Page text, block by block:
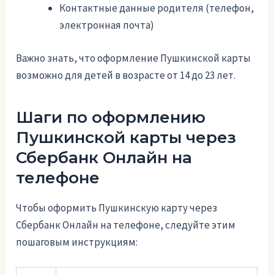
Контактные данные родителя (телефон,
электронная почта)
Важно знать, что оформление Пушкинской карты
возможно для детей в возрасте от 14 до 23 лет.
Шаги по оформлению
Пушкинской карты через
Сбербанк Онлайн на
телефоне
Чтобы оформить Пушкинскую карту через
Сбербанк Онлайн на телефоне, следуйте этим
пошаговым инструкциям: